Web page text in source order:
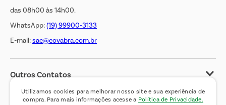
Utilizamos cookies para melhorar nosso site e sua experiência de
compra. Para mais informações acesse a Política de Privacidade.
das 08h00 às 14h00.
WhatsApp:(19) 99900-3133
E-mail:sac@covabra.com.br
Outros Contatos
Negócios Imobiliários